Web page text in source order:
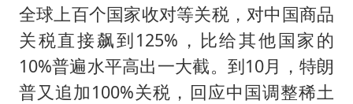
全球上百个国家收对等关税，对中国商品
关税直接飙到125%，比给其他国家的
10%普遍水平高出一大截。到10月，特朗
普又追加100%关税，回应中国调整稀土